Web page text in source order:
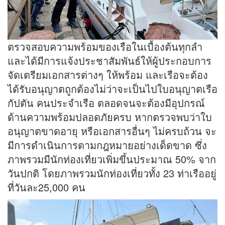
ตรวจสอบความพร้อมของเรือในเบื้องต้นทุกลำ
และได้มีการแจ้งประชาสัมพันธ์ให้ผู้ประกอบการ
จัดเตรียมเอกสารต่างๆ ให้พร้อม และเรือจะต้อง
ได้รับอนุญาตถูกต้องไม่ว่าจะเป็นไปใบอนุญาตเรือ
กัปตัน คนประจำเรือ ตลอดจนจะต้องมีอุปกรณ์
ด้านความพร้อมปลอดภัยครบ หากตรวจพบว่าใบ
อนุญาตขาดอายุ หรือเอกสารอื่นๆ ไม่ครบถ้วน จะ
มีการดำเนินการตามกฎหมายอย่างเด็ดขาด ซึ่ง
ภาพรวมมีนักท่องเที่ยวเพิ่มขึ้นประมาณ 50% จาก
วันปกติ โดยภาพรวมนักท่องเที่ยวทั้ง 23 ท่าเรืออยู่
ที่วันละ25,000 คน